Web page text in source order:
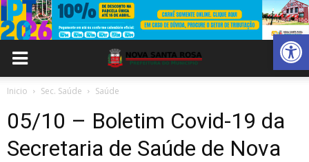
Abrir
Inicio Sec. Saúde Saúde
05/10 – Boletim Covid-19 da
Secretaria de Saúde de Nova